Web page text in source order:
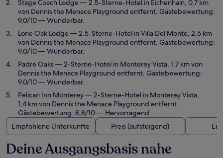
Stage Coach Lodge— 2.5-Sterne-Hotel in Eichenhain, 0,7 km
von Dennis the Menace Playground entfernt. Gästebewertung:
9,0/10 — Wunderbar.
Lone Oak Lodge— 2.5-Sterne-Hotel in Villa Del Monte, 2,5 km
von Dennis the Menace Playground entfernt. Gästebewertung:
9,0/10 — Wunderbar.
Padre Oaks— 2-Sterne-Hotel in Monterey Vista, 1,7 km von
Dennis the Menace Playground entfernt. Gästebewertung:
9,0/10 — Wunderbar.
Pelican Inn Monterey— 2-Sterne-Hotel in Monterey Vista,
1,4 km von Dennis the Menace Playground entfernt.
Gästebewertung: 8,8/10 — Hervorragend.
Empfohlene Unterkünfte
Preis (aufsteigend)
Deine Ausgangsbasis nahe